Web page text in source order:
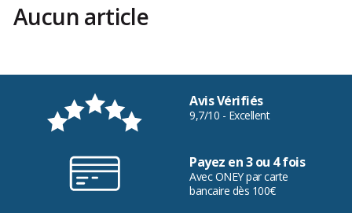
Aucun article
Avis Vérifiés
9,7/10 - Excellent
Payez en 3 ou 4 fois
Avec ONEY par carte
bancaire dès 100€